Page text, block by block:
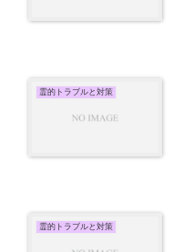
霊的トラブルと対策
霊的トラブルと対策